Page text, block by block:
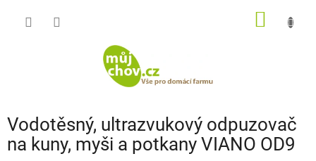
Vodotěsný, ultrazvukový odpuzovač
na kuny, myši a potkany VIANO OD9